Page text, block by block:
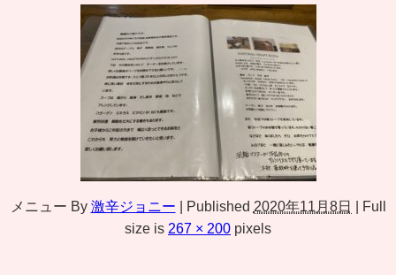
メニュー By 激辛ジョニー Published 2020年11月8日
Full
size is 267 × 200 pixels